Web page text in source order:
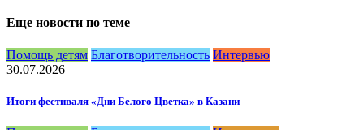
Еще новости по теме
Помощь детям Благотворительность Интервью
30.07.2026
Итоги фестиваля «Дни Белого Цветка» в Казани